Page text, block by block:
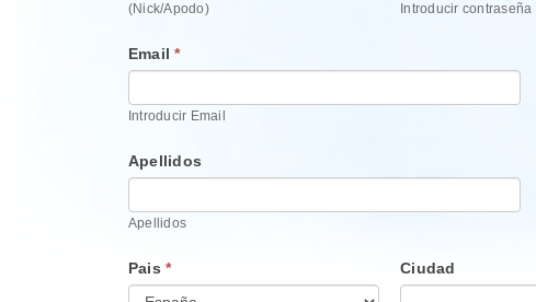
(Nick/Apodo) Introducir contraseña
Email*
Introducir Email
Apellidos
Apellidos
Pais* Ciudad